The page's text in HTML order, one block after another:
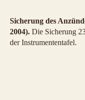
Sicherung des
2004). Die Sicherung
der Instrumententafel.